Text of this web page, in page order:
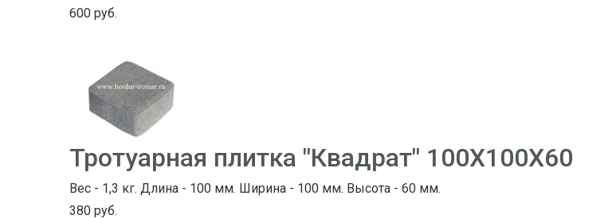
600 руб.
Тротуарная плитка "Квадрат" 100Х100Х60
Вес - 1,3 кг. Длина - 100 мм. Ширина - 100 мм. Высота - 60 мм.
380 руб.